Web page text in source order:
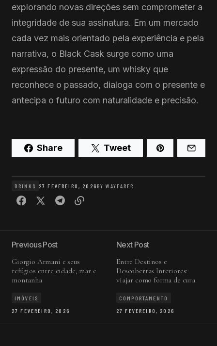
explorando novas direções sem comprometer a
integridade de sua assinatura. Em um mercado
cada vez mais orientado pela experiência e pela
narrativa, o Black Cask surge como uma
expressão do presente, um whisky que
reconhece o passado, dialoga com o presente e
antecipa o futuro com naturalidade e precisão.
Share Tweet
DRINKS 27 FEVEREIRO, 2026BY WAYFARER
Previous Post
Giorgio Armani e seus
refúgios entre cidade, mar e
montanha
IMÓVEIS
27 FEVEREIRO, 2026
Next Post
Entre Destinos e
Descobertas Interiores:
viajar como forma de cura
COMPORTAMENTO
27 FEVEREIRO, 2026